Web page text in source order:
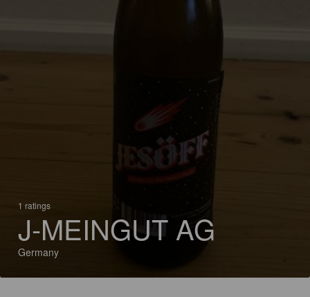
1 ratings
J-MEINGUT AG
Germany